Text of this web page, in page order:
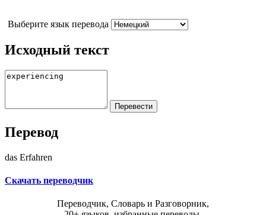
Выберите язык перевода
Исходный текст
Перевод
das Erfahren
Скачать переводчик
Переводчик, Словарь и Разговорник,